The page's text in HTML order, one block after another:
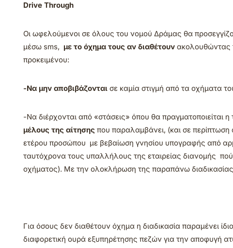
Drive Through
Οι ωφελούμενοι σε όλους του νομού Δράμας θα
μέσω sms, με το όχημα τους αν διαθέτουν ακολουθώντας
προκειμένου:
-Να μην αποβιβάζονται σε καμία στιγμή από τα οχήματα
-Να διέρχονται από «στάσεις» όπου θα πραγματοποιείται η
μέλους της αίτησης που παραλαμβάνει, (και σε
ετέρου προσώπου με βεβαίωση γνησίου υπογραφής από
ταυτόχρονα τους υπαλλήλους της εταιρείας διανομής
οχήματος). Με την ολοκλήρωση της παραπάνω
Για όσους δεν διαθέτουν όχημα η διαδικασία παραμένει
διαφορετική ουρά εξυπηρέτησης πεζών για την αποφυγή